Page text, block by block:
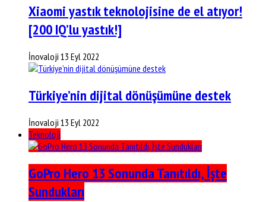
Xiaomi yastık teknolojisine de el atıyor!
[200 IQ’lu yastık!]
İnovaloji 13 Eyl 2022
Türkiye’nin dijital dönüşümüne destek
İnovaloji 13 Eyl 2022
Teknoloji
GoPro Hero 13 Sonunda Tanıtıldı, İşte
Sundukları